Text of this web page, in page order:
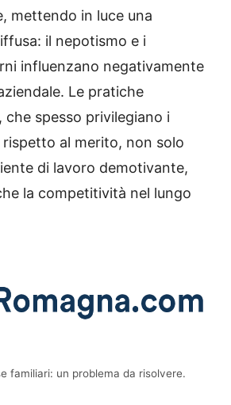
mettendo in luce una
il nepotismo e i
influenzano negativamente
Le pratiche
che spesso privilegiano i
rispetto al merito, non solo
di lavoro demotivante,
la competitività nel lungo
familiari: un problema da risolvere.